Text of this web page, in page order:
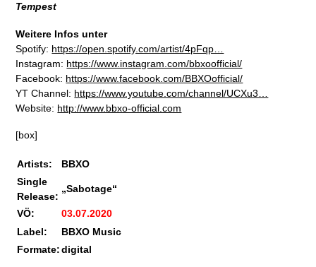
Tempest
Weitere Infos unter
Spotify: https://open.spotify.com/artist/4pFqp…
Instagram: https://www.instagram.com/bbxoofficial/
Facebook: https://www.facebook.com/BBXOofficial/
YT Channel: https://www.youtube.com/channel/UCXu3…
Website: http://www.bbxo-official.com
[box]
Artists:
BBXO
Single
Release:
„Sabotage“
VÖ:
03.07.2020
Label:
BBXO Music
Formate: digital